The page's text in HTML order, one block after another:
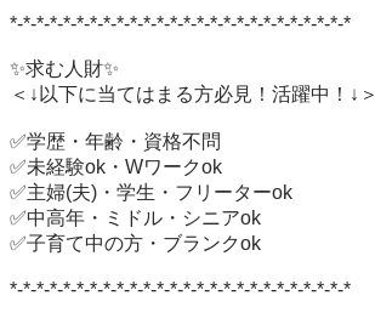
*-*-*-*-*-*-*-*-*-*-*-*-*-*-*-*-*-*-*-*-*-*-*-*-*-*
✨求む人財✨
＜↓以下に当てはまる方必見！活躍中！↓＞
✅学歴・年齢・資格不問
✅未経験ok・Wワークok
✅主婦(夫)・学生・フリーターok
✅中高年・ミドル・シニアok
✅子育て中の方・ブランクok
*-*-*-*-*-*-*-*-*-*-*-*-*-*-*-*-*-*-*-*-*-*-*-*-*-*